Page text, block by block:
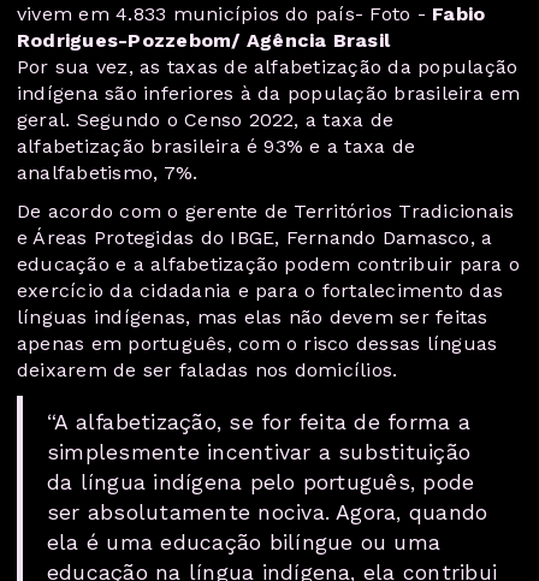
vivem em 4.833 municípios do país- Foto - Fabio
Rodrigues-Pozzebom/ Agência Brasil
Por sua vez, as taxas de alfabetização da população
indígena são inferiores à da população brasileira em
geral. Segundo o Censo 2022, a taxa de
alfabetização brasileira é 93% e a taxa de
analfabetismo, 7%.
De acordo com o gerente de Territórios Tradicionais
e Áreas Protegidas do IBGE, Fernando Damasco, a
educação e a alfabetização podem contribuir para o
exercício da cidadania e para o fortalecimento das
línguas indígenas, mas elas não devem ser feitas
apenas em português, com o risco dessas línguas
deixarem de ser faladas nos domicílios.
“A alfabetização, se for feita de forma a
simplesmente incentivar a substituição
da língua indígena pelo português, pode
ser absolutamente nociva. Agora, quando
ela é uma educação bilíngue ou uma
educação na língua indígena, ela contribui